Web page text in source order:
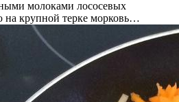
на крупной терке морковь…